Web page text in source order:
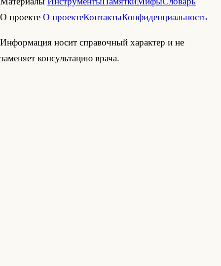
О проекте О проектеКонтактыКонфиденциальность
Информация носит справочный характер и не
заменяет консультацию врача.